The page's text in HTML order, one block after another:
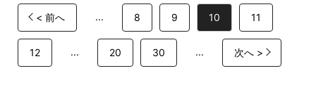
< 前へ ... 8 9 10 11
12 ... 20 30 ... 次へ >